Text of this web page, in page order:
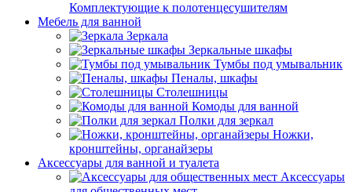
Комплектующие к полотенцесушителям
Мебель для ванной
Зеркала
Зеркальные шкафы
Тумбы под умывальник
Пеналы, шкафы
Столешницы
Комоды для ванной
Полки для зеркал
Ножки,
кронштейны, органайзеры
Аксессуары для ванной и туалета
Аксессуары